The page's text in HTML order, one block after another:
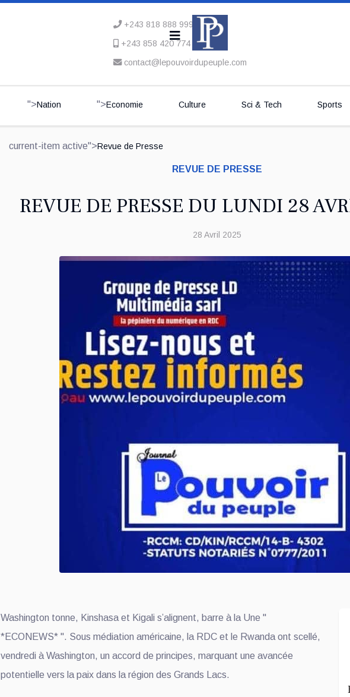
+243 818 888 999
+243 858 420 774
contact@lepouvoirdupeuple.com
">Nation ">Economie Culture Sci & Tech Sports
current-item active">Revue de Presse
REVUE DE PRESSE
REVUE DE PRESSE DU LUNDI 28
28 Avril 2025
Washington tonne, Kinshasa et Kigali s’alignent, barre à la Une "
*ECONEWS* ". Sous médiation américaine, la RDC et le Rwanda ont scellé,
vendredi à Washington, un accord de principes, marquant une avancée
potentielle vers la paix dans la région des Grands Lacs.